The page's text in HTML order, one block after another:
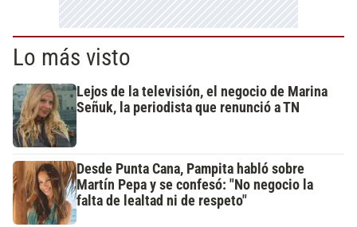
Lo más visto
Lejos de la televisión, el negocio de Marina
Señuk, la periodista que renunció a TN
Desde Punta Cana, Pampita habló sobre
Martín Pepa y se confesó: "No negocio la
falta de lealtad ni de respeto"